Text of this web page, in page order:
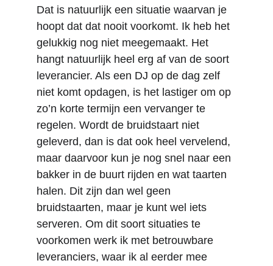
Dat is natuurlijk een situatie waarvan je
hoopt dat dat nooit voorkomt. Ik heb het
gelukkig nog niet meegemaakt. Het
hangt natuurlijk heel erg af van de soort
leverancier. Als een DJ op de dag zelf
niet komt opdagen, is het lastiger om op
zo’n korte termijn een vervanger te
regelen. Wordt de bruidstaart niet
geleverd, dan is dat ook heel vervelend,
maar daarvoor kun je nog snel naar een
bakker in de buurt rijden en wat taarten
halen. Dit zijn dan wel geen
bruidstaarten, maar je kunt wel iets
serveren. Om dit soort situaties te
voorkomen werk ik met betrouwbare
leveranciers, waar ik al eerder mee